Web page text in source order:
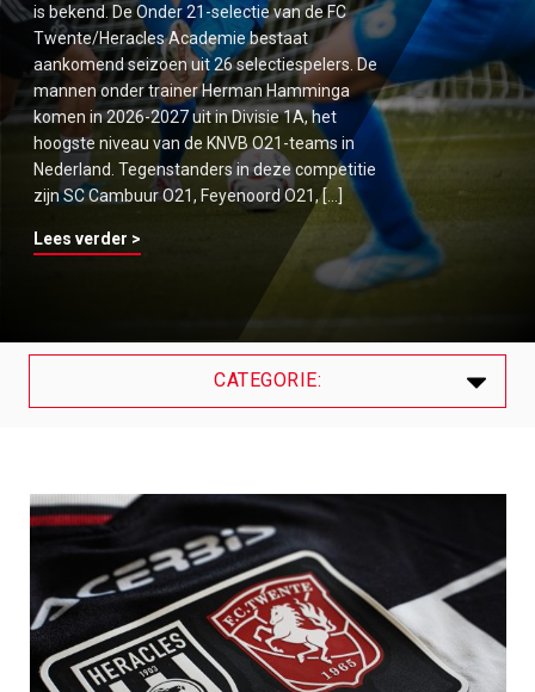
is bekend. De Onder 21-selectie van de FC
Twente/Heracles Academie bestaat
aankomend seizoen uit 26 selectiespelers. De
mannen onder trainer Herman Hamminga
komen in 2026-2027 uit in Divisie 1A, het
hoogste niveau van de KNVB O21-teams in
Nederland. Tegenstanders in deze competitie
zijn SC Cambuur O21, Feyenoord O21, […]
Lees verder >
CATEGORIE:
Algemeen
Contracten
Internationals